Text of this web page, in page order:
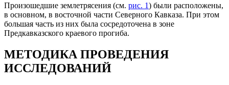
Произошедшие землетрясения (см. рис. 1) были расположены,
в основном, в восточной части Северного Кавказа. При этом
большая часть из них была сосредоточена в зоне
Предкавказского краевого прогиба.
МЕТОДИКА ПРОВЕДЕНИЯ
ИССЛЕДОВАНИЙ